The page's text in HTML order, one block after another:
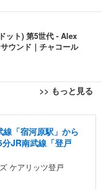
ット) 第5世代 - Alex
ウンド｜チャコール
>> もっと見る
子 テレワーク 疲れな
ンパクト 約105度ロッ
座面昇降 強化ナイロ
在宅ワーク H-WY01
モニター | FlexScan
・USB Type-C・ホワ
300枚
「宿河原駅」から
JR南武線「登戸
ケアリッツ登戸